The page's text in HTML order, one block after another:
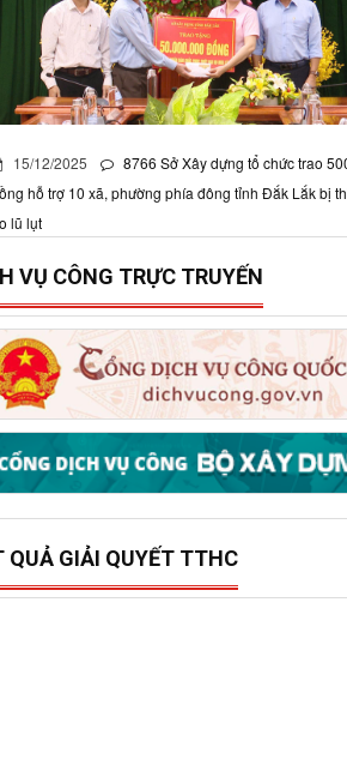
Xây dựng tổ chức trao 500 triệu đồng hỗ trợ
phường phía đông tỉnh Đắk Lắk bị thiệt
VỤ CÔNG TRỰC TRUYẾN